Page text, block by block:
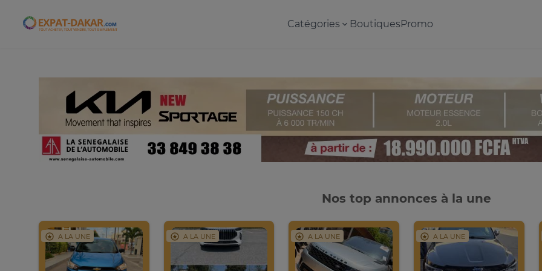
Expat-Dakar Catégories BoutiquesPromo
Nos top annonces à la une
A LA UNE A LA UNE A LA UNE A LA UNE